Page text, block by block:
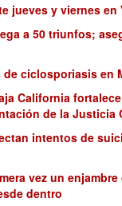
jueves y viernes en
a 50 triunfos;
de ciclosporiasis en
California
de la Justicia
intentos de
vez un enjambre
dentro